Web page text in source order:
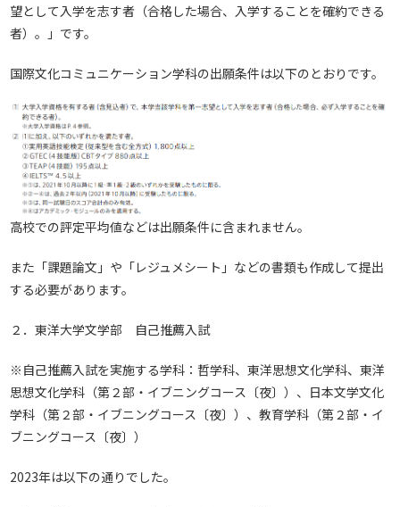
望として入学を志す者（合格した場合、入学することを確約できる
者）。」です。
国際文化コミュニケーション学科の出願条件は以下のとおりです。
高校での評定平均値などは出願条件に含まれません。
また「課題論文」や「レジュメシート」などの書類も作成して提出
する必要があります。
２．東洋大学文学部 自己推薦入試
※自己推薦入試を実施する学科：哲学科、東洋思想文化学科、東洋
思想文化学科（第２部・イブニングコース〔夜〕）、日本文学文化
学科（第２部・イブニングコース〔夜〕）、教育学科（第２部・イ
ブニングコース〔夜〕）
2023年は以下の通りでした。